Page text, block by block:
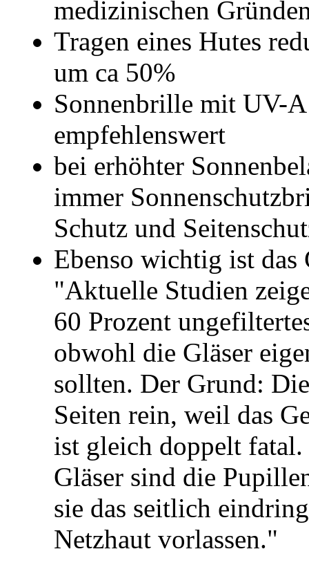
medizinischen
Tragen eines Hutes
um ca 50%
Sonnenbrille mit UV-
empfehlenswert
bei erhöhter
immer
Schutz und
Ebenso wichtig ist
"Aktuelle Studien
60 Prozent
obwohl die Gläser
sollten. Der Grund:
Seiten rein, weil das
ist gleich doppelt
Gläser sind die
sie das seitlich
Netzhaut vorlassen."